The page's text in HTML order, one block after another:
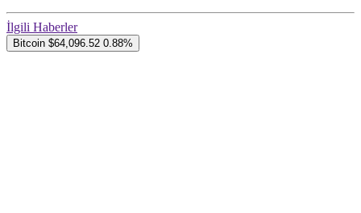
İlgili Haberler
Bitcoin $64,096.52 0.88%